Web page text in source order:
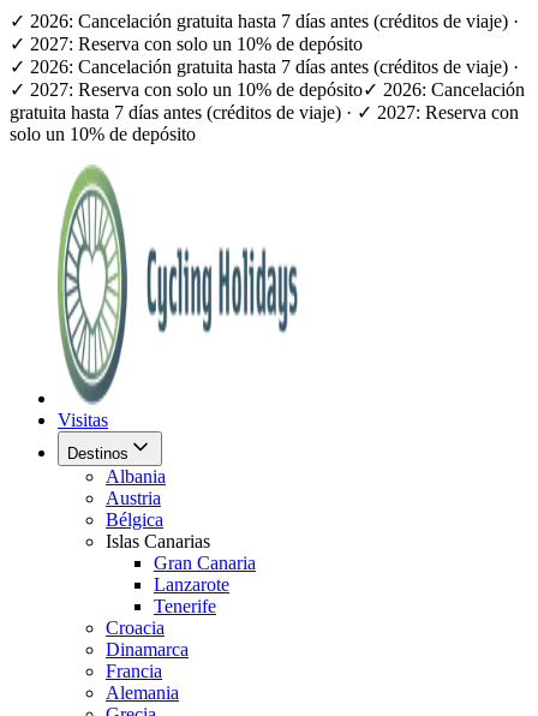
✓ 2026: Cancelación gratuita hasta 7 días antes (créditos de viaje) ·
✓ 2027: Reserva con solo un 10% de depósito
✓ 2026: Cancelación gratuita hasta 7 días antes (créditos de viaje) ·
✓ 2027: Reserva con solo un 10% de depósito✓ 2026: Cancelación
gratuita hasta 7 días antes (créditos de viaje) · ✓ 2027: Reserva con
solo un 10% de depósito
Visitas
Destinos
Albania
Austria
Bélgica
Islas Canarias
Gran Canaria
Lanzarote
Tenerife
Croacia
Dinamarca
Francia
Alemania